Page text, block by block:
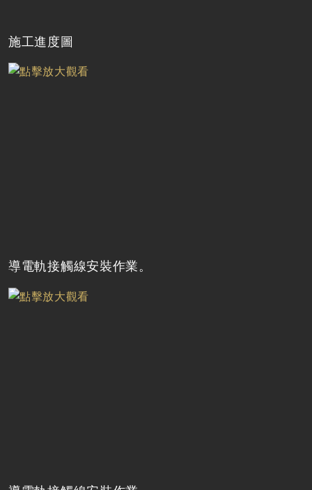
施工進度圖
導電軌接觸線安裝作業。